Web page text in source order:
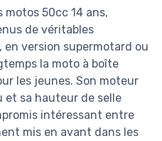
motos 50cc 14 ans,
de véritables
en version supermotard ou
la moto à boîte
les jeunes. Son moteur
et sa hauteur de selle
intéressant entre
mis en avant dans les